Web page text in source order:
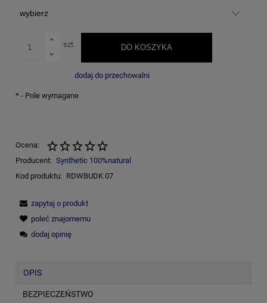
szt. DO KOSZYKA
dodaj do przechowalni
* - Pole wymagane
Ocena:
Producent: Synthetic 100%natural
Kod produktu: RDWBUDK 07
zapytaj o produkt
poleć znajomemu
dodaj opinię
OPIS
BEZPIECZEŃSTWO